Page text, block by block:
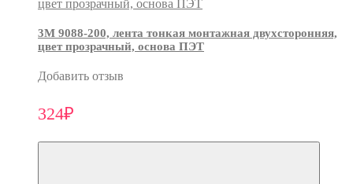
3М 9088-200, лента тонкая монтажная двухсторонняя,
цвет прозрачный, основа ПЭТ
Добавить отзыв
324₽